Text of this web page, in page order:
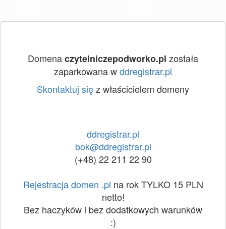
Domenaczytelniczepodworko.pl została
zaparkowana wddregistrar.pl
Skontaktuj sięz właścicielem domeny
ddregistrar.pl
bok@ddregistrar.pl
(+48) 22 211 22 90
Rejestracja domen .pl na rok TYLKO 15 PLN
netto!
Bez haczyków i bez dodatkowych warunków
:)